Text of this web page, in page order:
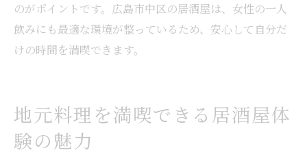
のがポイントです。広島市中区の居酒屋は、女性の一人
飲みにも最適な環境が整っているため、安心して自分だ
けの時間を満喫できます。
地元料理を満喫できる居酒屋体
験の魅力